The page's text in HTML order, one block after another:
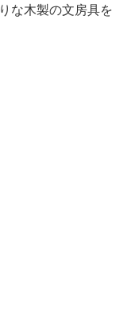
な木製の文房具を